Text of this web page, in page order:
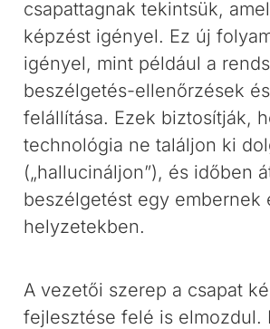
csapattagnak tekintsük,
képzést igényel. Ez új
igényel, mint például a
beszélgetés-ellenőrzések
felállítása. Ezek biztosítják,
technológia ne találjon ki
(„hallucináljon”), és időben
beszélgetést egy embernek
helyzetekben.
A vezetői szerep a csapat
fejlesztése felé is elmozdul.